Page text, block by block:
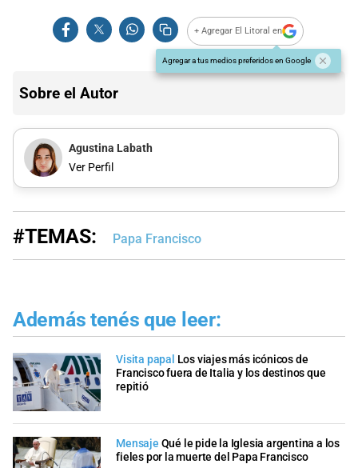
+ Agregar El Litoral en
Agregar a tus medios preferidos en Google
Sobre el Autor
Agustina Labath
Ver Perfil
#TEMAS: Papa Francisco
Además tenés que leer:
Visita papal Los viajes más icónicos de
Francisco fuera de Italia y los destinos que
repitió
Mensaje Qué le pide la Iglesia argentina a los
fieles por la muerte del Papa Francisco